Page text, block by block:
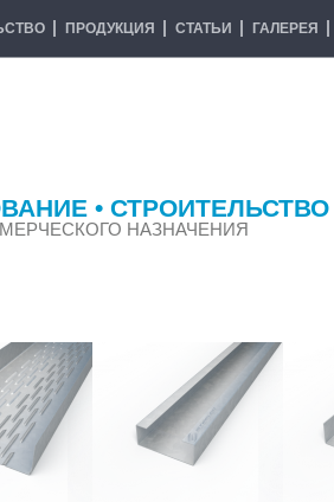
ПРОДУКЦИЯ СТАТЬИ ГАЛЕРЕЯ
• СТРОИТЕЛЬСТВО
НАЗНАЧЕНИЯ